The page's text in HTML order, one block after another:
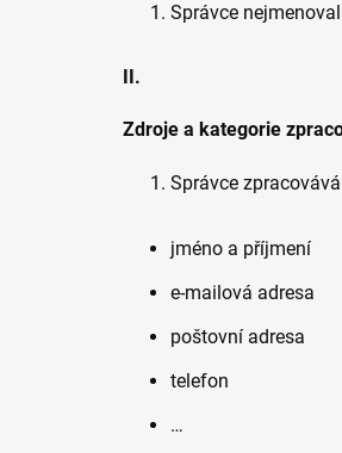
Správce
II.
Zdroje a kategorie
Správce
jméno a příjmení
e-mailová adresa
poštovní adresa
telefon
…